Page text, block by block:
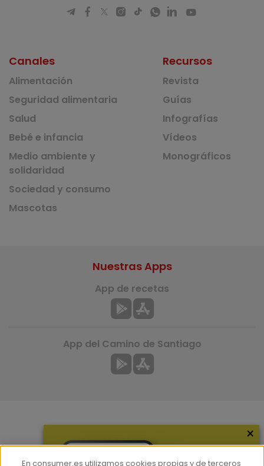
Canales
Alimentación
Seguridad alimentaria
Salud
Bebé e infancia
Medio ambiente y
solidaridad
Sociedad y consumo
Mascotas
Recursos
Revista
Guías
Infografías
Vídeos
Monográficos
Nuestras Apps
App de recetas
App del Camino de Santiago
×
En consumer.es utilizamos cookies propias y de terceros